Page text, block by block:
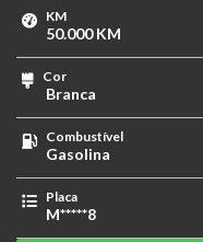
KM
50.000 KM
Cor
Branca
Combustível
Gasolina
Placa
M*****8